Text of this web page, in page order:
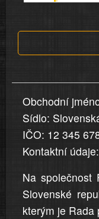
v
uvedena,
jsou
přesná
a
úplná
Obchodní
Sídlo:
IČO: 12 345
Kontaktní
Na společnost
Slovenské
kterým je Rada